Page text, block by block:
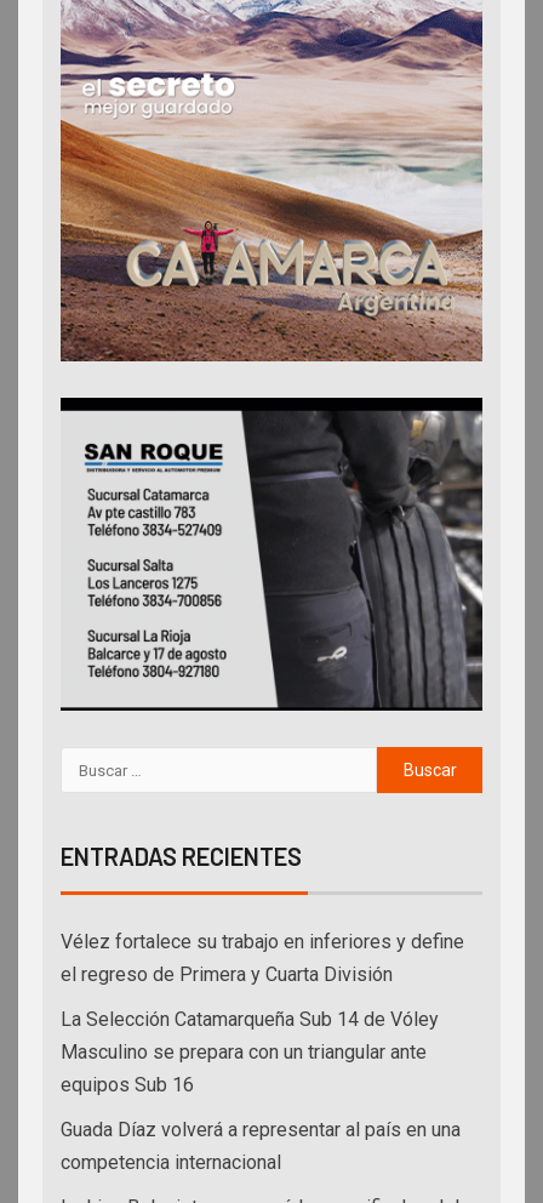
ENTRADAS RECIENTES
Vélez fortalece su trabajo en inferiores y define
el regreso de Primera y Cuarta División
La Selección Catamarqueña Sub 14 de Vóley
Masculino se prepara con un triangular ante
equipos Sub 16
Guada Díaz volverá a representar al país en una
competencia internacional